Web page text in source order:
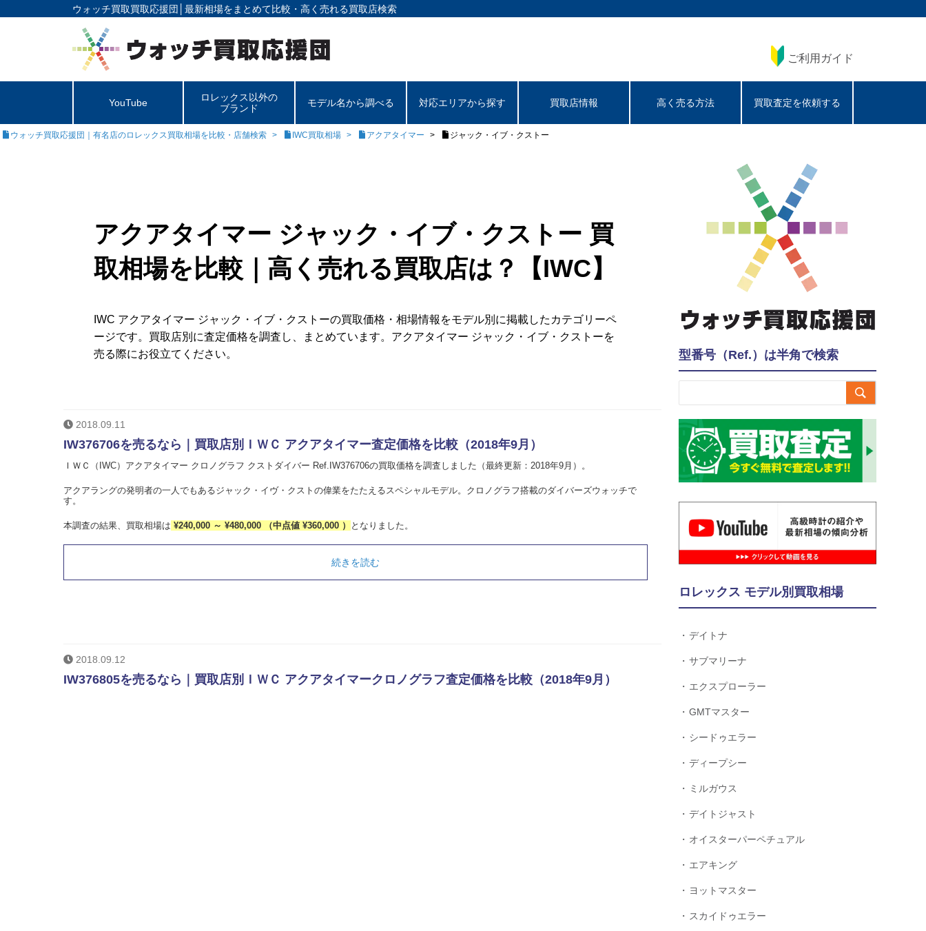
ウォッチ買取買取応援団│ 最新相場をまとめて比較・高く売れる買取店検索
ご利用ガイド
YouTube
ロレックス以外の
ブランド
モデル名から調べる 対応エリアから探す 買取店情報 高く売る方法 買取査定を依頼する
ウォッチ買取応援団｜有名店のロレックス買取相場を比較・店舗検索 IWC買取相場 アクアタイマー ジャック・イブ・クストー
アクアタイマー ジャック・イブ・クストー 買
取相場を比較｜高く売れる買取店は？【IWC】
IWC アクアタイマー ジャック・イブ・クストーの買取価格・相場情報をモデル別に掲載したカテゴリーペ
ージです。買取店別に査定価格を調査し、まとめています。アクアタイマー ジャック・イブ・クストーを
売る際にお役立てください。
2018.09.11
IW376706を売るなら｜買取店別ＩＷＣ アクアタイマー査定価格を比較（2018年9月）
ＩＷＣ（IWC）アクアタイマー クロノグラフ クストダイバー Ref.IW376706の買取価格を調査しました（最終更新：2018年9月）。
アクアラングの発明者の一人でもあるジャック・イヴ・クストの偉業をたたえるスペシャルモデル。クロノグラフ搭載のダイバーズウォッチで
す。
本調査の結果、買取相場は ¥240,000 ～ ¥480,000 （中点値 ¥360,000 ） となりました。
続きを読む
2018.09.12
IW376805を売るなら｜買取店別ＩＷＣ アクアタイマークロノグラフ査定価格を比較（2018年9月）
型番号（Ref.）は半角で検索

ロレックス モデル別買取相場
デイトナ
サブマリーナ
エクスプローラー
GMTマスター
シードゥエラー
ディープシー
ミルガウス
デイトジャスト
オイスターパーペチュアル
エアキング
ヨットマスター
スカイドゥエラー